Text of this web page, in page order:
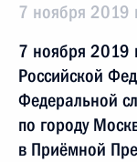
7 ноября 2019
7 ноября 2019
Российской
Федеральной
по городу
в Приёмной